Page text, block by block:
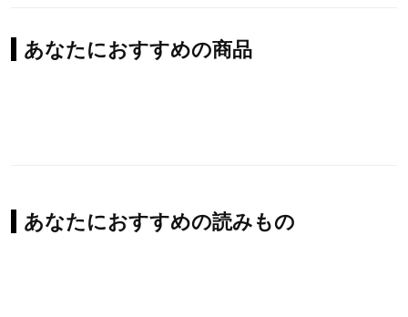
あなたにおすすめの商品
あなたにおすすめの読みもの